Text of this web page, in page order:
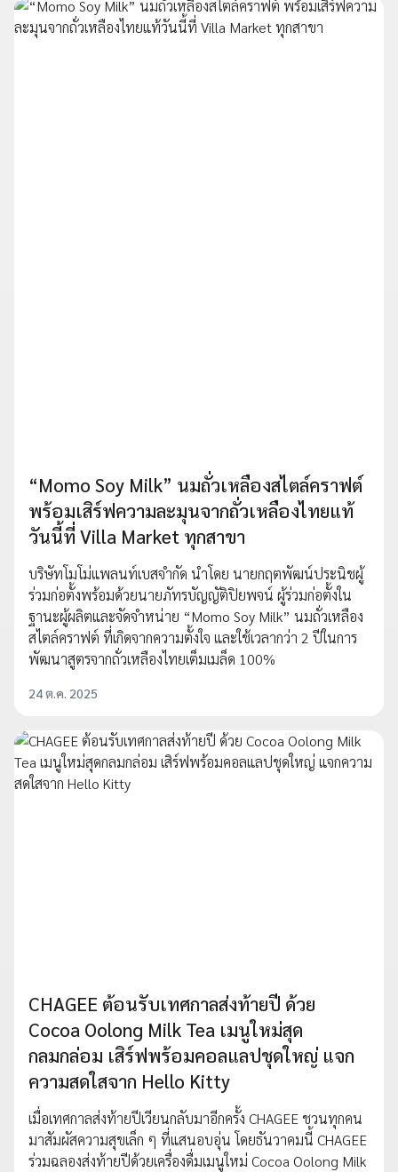
“Momo Soy Milk” นมถั่วเหลืองสไตล์คราฟต์
พร้อมเสิร์ฟความละมุนจากถั่วเหลืองไทยแท้
วันนี้ที่ Villa Market ทุกสาขา
บริษัทโมโม่แพลนท์เบสจำกัด นำโดย นายกฤตพัฒน์ประนิชผู้
ร่วมก่อตั้งพร้อมด้วยนายภัทรบัญญัติปิยพจน์ ผู้ร่วมก่อตั้งใน
ฐานะผู้ผลิตและจัดจำหน่าย “Momo Soy Milk” นมถั่วเหลือง
สไตล์คราฟต์ ที่เกิดจากความตั้งใจ และใช้เวลากว่า 2 ปีในการ
พัฒนาสูตรจากถั่วเหลืองไทยเต็มเมล็ด 100%
24 ต.ค. 2025
CHAGEE ต้อนรับเทศกาลส่งท้ายปี ด้วย
Cocoa Oolong Milk Tea เมนูใหม่สุด
กลมกล่อม เสิร์ฟพร้อมคอลแลปชุดใหญ่ แจก
ความสดใสจาก Hello Kitty
เมื่อเทศกาลส่งท้ายปีเวียนกลับมาอีกครั้ง CHAGEE ชวนทุกคน
มาสัมผัสความสุขเล็ก ๆ ที่แสนอบอุ่น โดยธันวาคมนี้ CHAGEE
ร่วมฉลองส่งท้ายปีด้วยเครื่องดื่มเมนูใหม่ Cocoa Oolong Milk